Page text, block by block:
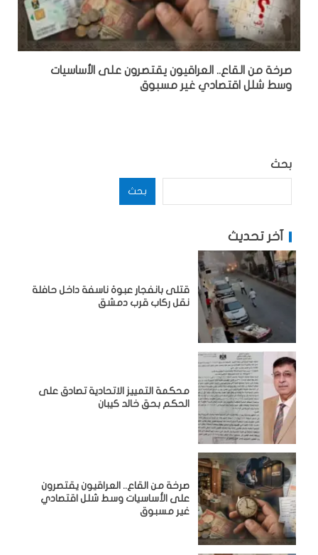
صرخة من القاع.. العراقيون يقتصرون على الأساسيات
وسط شلل اقتصادي غير مسبوق
بحث
بحث
آخر تحديث
قتلى بانفجار عبوة ناسفة داخل حافلة
نقل ركاب قرب دمشق
محكمة التمييز الاتحادية تصادق على
الحكم بحق خالد كيبان
صرخة من القاع.. العراقيون يقتصرون
على الأساسيات وسط شلل اقتصادي
غير مسبوق